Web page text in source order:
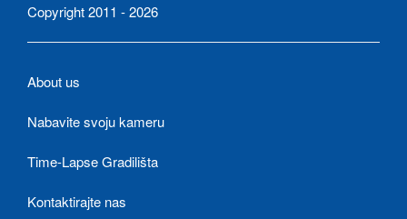
Copyright 2011 - 2026
About us
Nabavite svoju kameru
Time-Lapse Gradilišta
Kontaktirajte nas